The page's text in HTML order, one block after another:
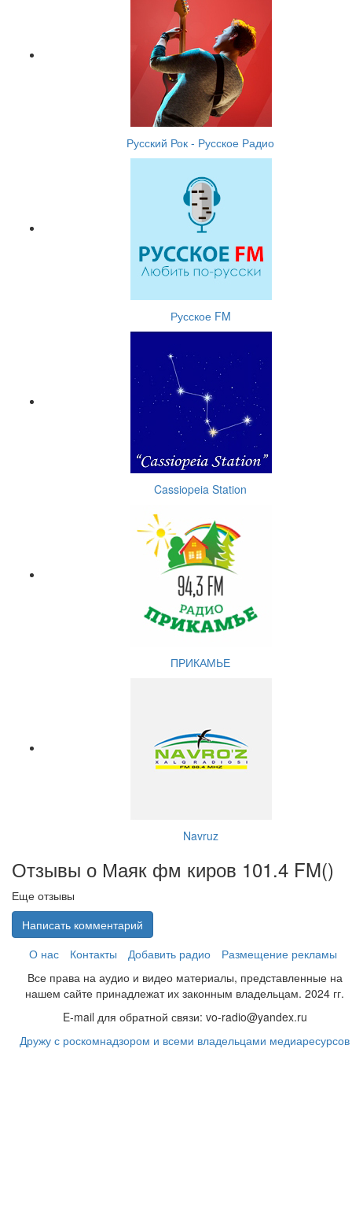
Русский Рок - Русское Радио
Русское FM
Cassiopeia Station
ПРИКАМЬЕ
Navruz
Отзывы о Маяк фм киров 101.4 FM()
Еще отзывы
Написать комментарий
О нас
Контакты Добавить радио
Размещение рекламы
Все права на аудио и видео материалы, представленные на
нашем сайте принадлежат их законным владельцам. 2024 гг.
E-mail для обратной связи: vo-radio@yandex.ru
Дружу с роскомнадзором и всеми владельцами медиаресурсов